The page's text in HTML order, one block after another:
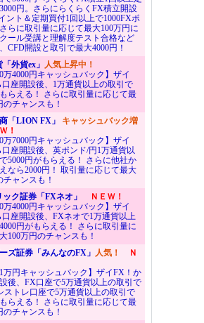
円。さらにらくらくFX積立開設
ント＆定期買付1回以上で1000FXポ
らに取引量に応じて最大100万円に
ール受講と理解度テスト合格など
CFD開設と取引で最大4000円！
外貨ex」 人気上昇中！
万4000円キャッシュバック】ザイ
座開設後、1万通貨以上の取引で
らえる！ さらに取引量に応じて最
のチャンスも！
「LION FX」 キャッシュバック増
！
万7000円キャッシュバック】ザイ
座開設後、英ポンド/円1万通貨以
5000円がもらえる！ さらに他社か
なら2000円！ 取引量に応じて最大
チャンスも！
ク証券「FXネオ」
ＮＥＷ！
万4000円キャッシュバック】ザイ
座開設後、FXネオで1万通貨以上
円がもらえる！ さらに取引量に
100万円のチャンスも！
ズ証券「みんなのFX」 人気！
Ｎ
万円キャッシュバック】ザイFX！か
後、FX口座で5万通貨以上の取引で
ストレ口座で5万通貨以上の取引で
らえる！ さらに取引量に応じて最
のチャンスも！